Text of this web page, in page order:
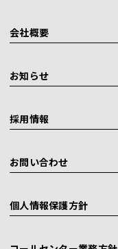
会社概要
お知らせ
採用情報
お問い合わせ
個人情報保護方針